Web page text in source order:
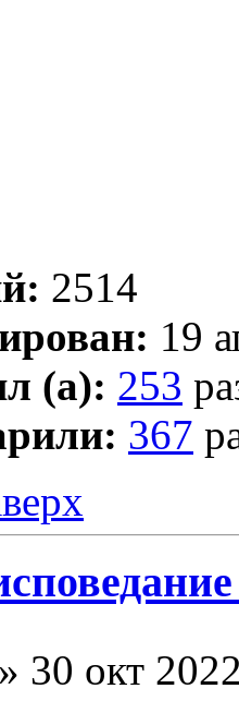
2514
19
(а): 253
367
» 30 окт